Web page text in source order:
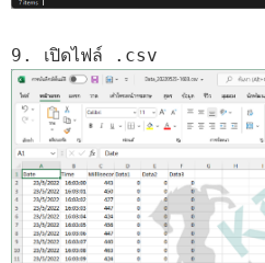
9. เปิดไฟล์ .csv